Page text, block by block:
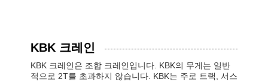
KBK 크레인
KBK 크레인은 조합 크레인입니다. KBK의 무게는 일반
적으로 2T를 초과하지 않습니다. KBK는 주로 트랙, 서스